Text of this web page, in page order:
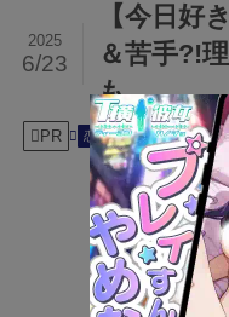
【今日好
＆苦手?!
も
2025
6/23
PR 恋リア 今日好き